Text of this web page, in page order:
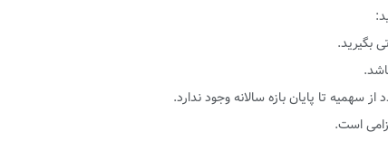
بگیرید.
سهمیه تا پایان بازه سالانه وجود ندارد.
است.